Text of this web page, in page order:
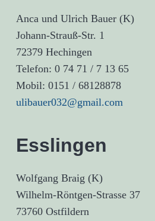
Anca und Ulrich Bauer (K)
Johann-Strauß-Str. 1
72379 Hechingen
Telefon: 0 74 71 / 7 13 65
Mobil: 0151 / 68128878
ulibauer032@gmail.com
Esslingen
Wolfgang Braig (K)
Wilhelm-Röntgen-Strasse 37
73760 Ostfildern